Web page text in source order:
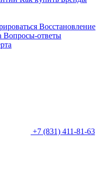
Восстановление
Вопросы-ответы
+7 (831) 411-81-63